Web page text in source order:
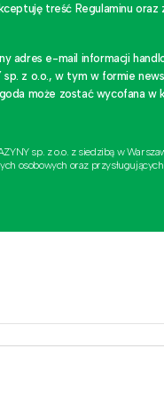
treść Regulaminu oraz
adres e-mail informacji
sp. z o.o., w tym w formie
może zostać wycofana w
sp. z o.o. z siedzibą w
osobowych oraz